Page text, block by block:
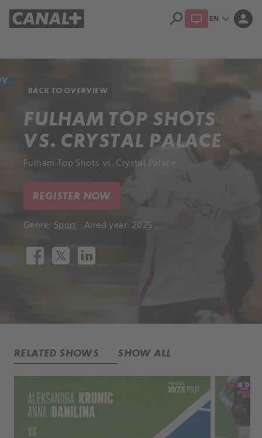
search EN expand_more person
BACK TO OVERVIEW
FULHAM TOP SHOTS
VS. CRYSTAL PALACE
Fulham Top Shots vs. Crystal Palace.
REGISTER NOW
Genre: Sport Aired year: 2025
RELATED SHOWS SHOW ALL